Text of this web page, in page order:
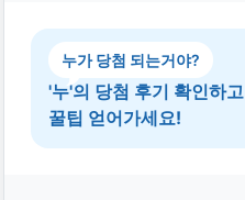
누가 당첨 되는거야?
'누'의 당첨 후기 확인하고
꿀팁 얻어가세요!